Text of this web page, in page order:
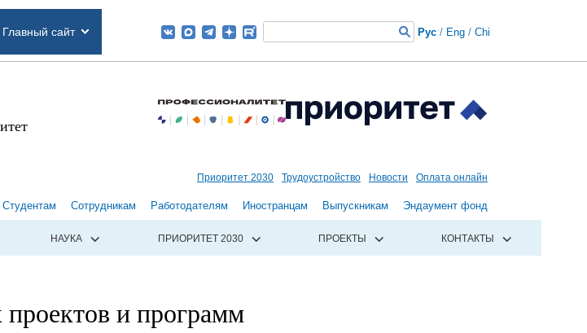
Главный сайт Рус / Eng / Chi
Приоритет 2030 Трудоустройство Новости Оплата онлайн
Студентам Сотрудникам Работодателям Иностранцам Выпускникам Эндаумент фонд
НАУКА ПРИОРИТЕТ 2030 ПРОЕКТЫ КОНТАКТЫ
и программ